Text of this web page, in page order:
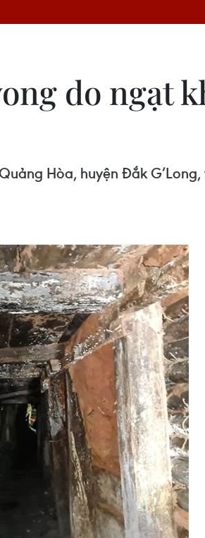
do ngạt
Hòa, huyện Đắk